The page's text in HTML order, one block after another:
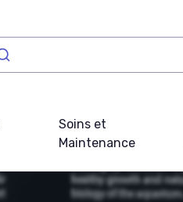
Soins et
Maintenance